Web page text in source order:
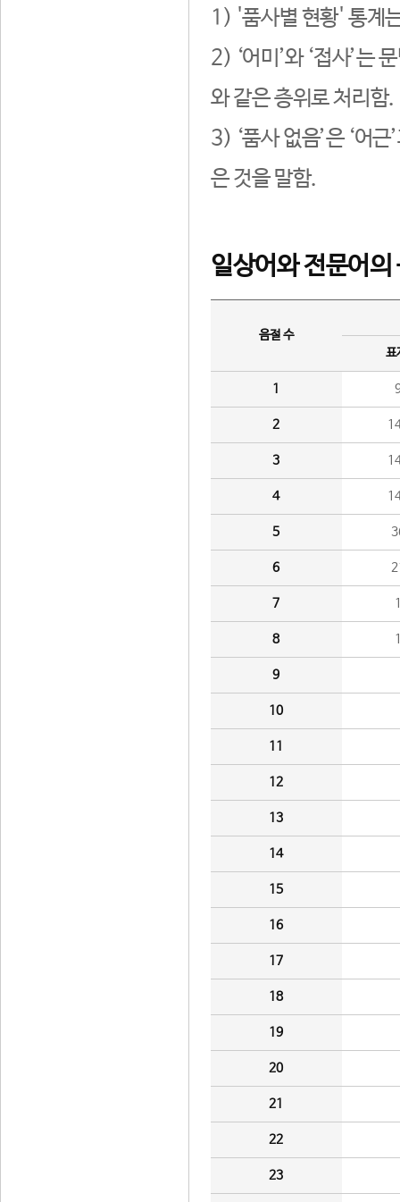
1) '품사별 현황' 통계
2) ‘어미’와 ‘접사’는
와 같은 층위로 처리함.
3) ‘품사 없음’은 ‘어
은 것을 말함.
일상어와 전문어의
음절 수
표
1
2
3
4
5
6
7
8
9
10
11
12
13
14
15
16
17
18
19
20
21
22
23